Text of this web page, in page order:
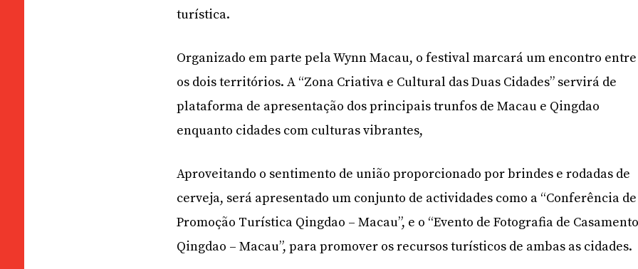
turística.
Organizado em parte pela Wynn Macau, o festival marcará um encontro entre
os dois territórios. A “Zona Criativa e Cultural das Duas Cidades” servirá de
plataforma de apresentação dos principais trunfos de Macau e Qingdao
enquanto cidades com culturas vibrantes,
Aproveitando o sentimento de união proporcionado por brindes e rodadas de
cerveja, será apresentado um conjunto de actividades como a “Conferência de
Promoção Turística Qingdao – Macau”, e o “Evento de Fotografia de
Qingdao – Macau”, para promover os recursos turísticos de ambas as cidades.